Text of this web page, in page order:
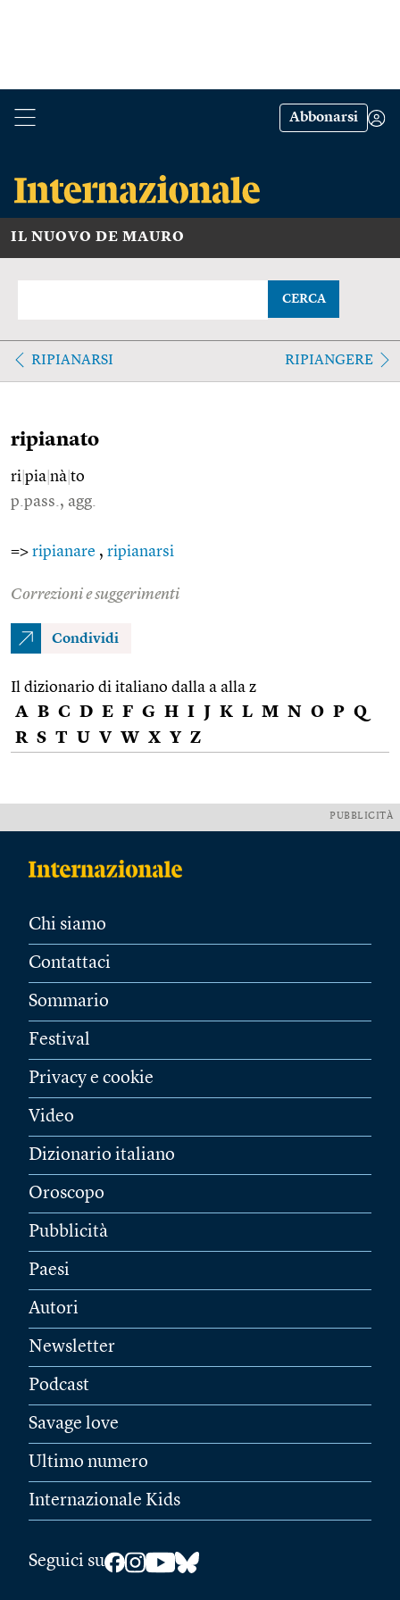
Abbonarsi
IL NUOVO DE MAURO
CERCA
RIPIANARSI RIPIANGERE
ripianato
ri pia nà to
p.pass., agg.
=> ripianare , ripianarsi
Correzioni e suggerimenti
Condividi
Il dizionario di italiano dalla a alla z
A B C D E F G H I J K L M N O P Q
R S T U V W X Y Z
PUBBLICITÀ
Chi siamo
Contattaci
Sommario
Festival
Privacy e cookie
Video
Dizionario italiano
Oroscopo
Pubblicità
Paesi
Autori
Newsletter
Podcast
Savage love
Ultimo numero
Internazionale Kids
Seguici su